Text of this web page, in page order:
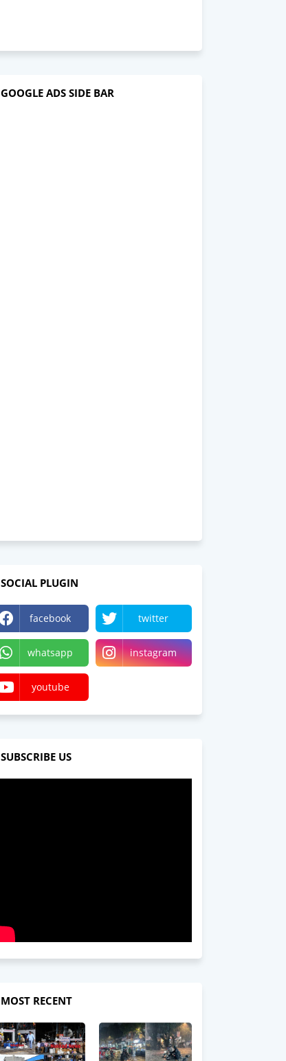
GOOGLE ADS SIDE BAR
SOCIAL PLUGIN
facebook twitter
whatsapp instagram
youtube
SUBSCRIBE US
MOST RECENT